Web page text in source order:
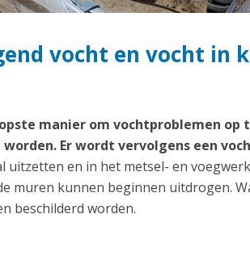
vocht en vocht in
manier om vochtproblemen op
Er wordt vervolgens een
uitzetten en in het metsel- en
muren kunnen beginnen uitdrogen.
beschilderd worden.